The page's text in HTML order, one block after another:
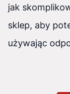
jak
sklep, aby
używając